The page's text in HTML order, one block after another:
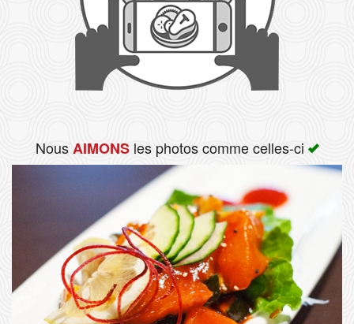
NousAIMONSles photos comme celles-ci